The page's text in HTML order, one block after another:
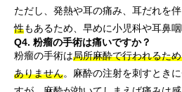
ただし、発熱や耳の痛み、耳だれを
性もあるため、早めに小児科や耳鼻
Q4. 粉瘤の手術は痛いですか？
粉瘤の手術は局所麻酔で行われるた
ありません。麻酔の注射を刺すとき